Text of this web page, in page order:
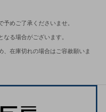
めご了承くださいませ。
る場合がございます。
在庫切れの場合はご容赦願いま